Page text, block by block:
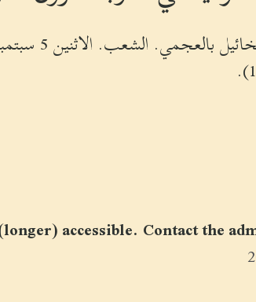
الشعب. الاثنين 5 سبتمبر 2016م.
accessible. Contact the